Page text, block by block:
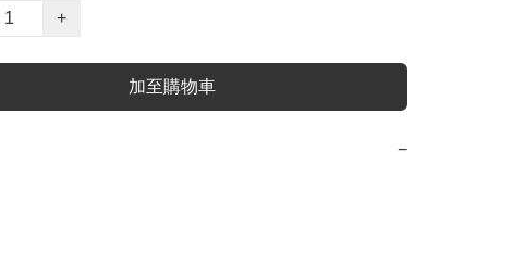
+
加至購物車
−